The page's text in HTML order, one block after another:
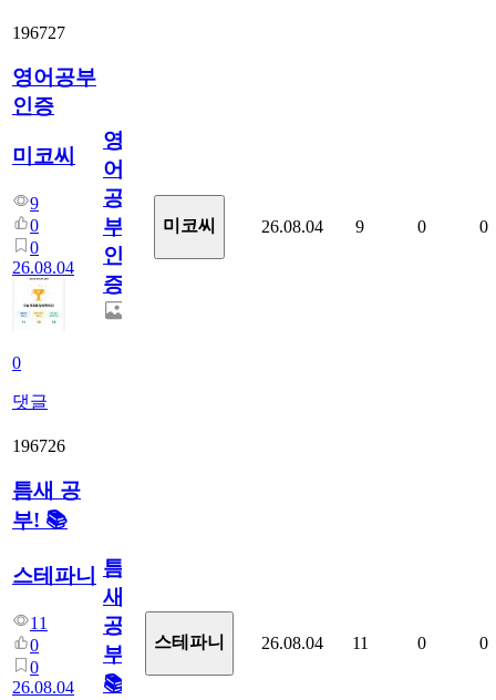
196727
영어공부
인증
미코씨
9
0
0
26.08.04
0
댓글
영
어
공
부
인
증
미코씨 26.08.04 9 0 0
196726
틈새 공
부! 📚
스테파니
11
0
0
26.08.04
틈
새
공
부!
📚
스테파니 26.08.04 11 0 0